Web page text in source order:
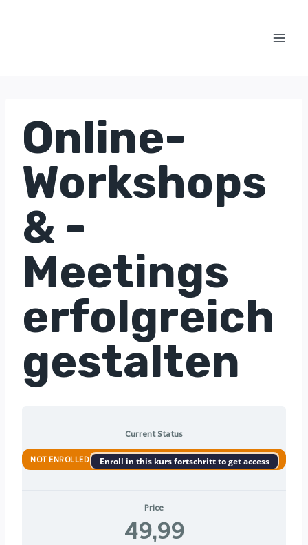
Online-
Workshops
& -
Meetings
erfolgreich
gestalten
Current Status
NOT ENROLLED Enroll in this kurs fortschritt to get access
Price
49,99